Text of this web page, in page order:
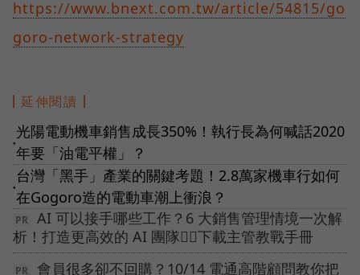
https://www.bnext.com.tw/article/54815/go
goro-network-strategy
延伸閱讀
●
光陽電動機車銷售成長350%！執行長為何喊話2020
年要「油電平權」？
●
台灣「黑手」產業的關鍵考題！2.8萬家機車行如何
在Gogoro造的電動車潮上衝浪？
AI 可以接手哪些工作？6 大銷售管理情境一次解
析！打造更高效的 AI 團隊👉🏻下載主管教戰手冊
會員很多卻不回購？10/14 電通高階顧問教你把